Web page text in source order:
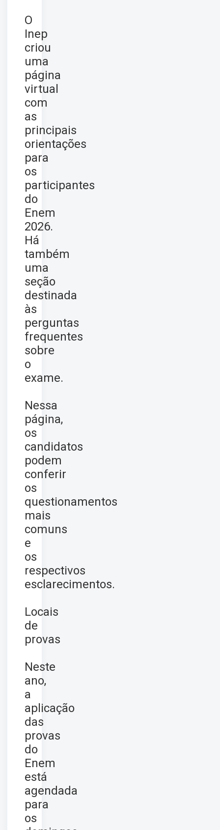
O
Inep
criou
uma
página
virtual
com
as
principais
orientações
para
os
participantes
do
Enem
2026.
Há
também
uma
seção
destinada
às
perguntas
frequentes
sobre
o
exame.
Nessa
página,
os
candidatos
podem
conferir
os
questionamentos
mais
comuns
e
os
respectivos
esclarecimentos.
Locais
de
provas
Neste
ano,
a
aplicação
das
provas
do
Enem
está
agendada
para
os